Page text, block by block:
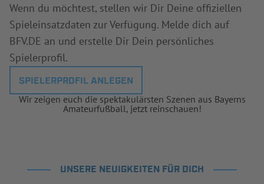
Wenn du möchtest, stellen wir Dir Deine offiziellen
Spieleinsatzdaten zur Verfügung. Melde dich auf
BFV.DE an und erstelle Dir Dein persönliches
Spielerprofil.
SPIELERPROFIL ANLEGEN
Wir zeigen euch die spektakulärsten Szenen aus Bayerns
Amateurfußball, jetzt reinschauen!
UNSERE NEUIGKEITEN FÜR DICH